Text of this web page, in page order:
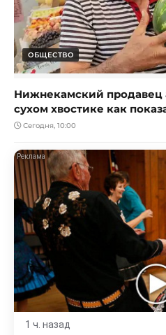
ОБЩЕСТВО
Нижнекамский продавец
сухом хвостике как
Сегодня, 10:00
1 ч. назад